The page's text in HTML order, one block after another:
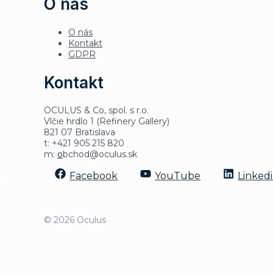
O nás
O nás
Kontakt
GDPR
Kontakt
OCULUS & Co, spol. s r.o.
Vlčie hrdlo 1 (Refinery Gallery)
821 07 Bratislava
t: +421 905 215 820
m: obchod@oculus.sk
Facebook YouTube
© 2026 Oculus